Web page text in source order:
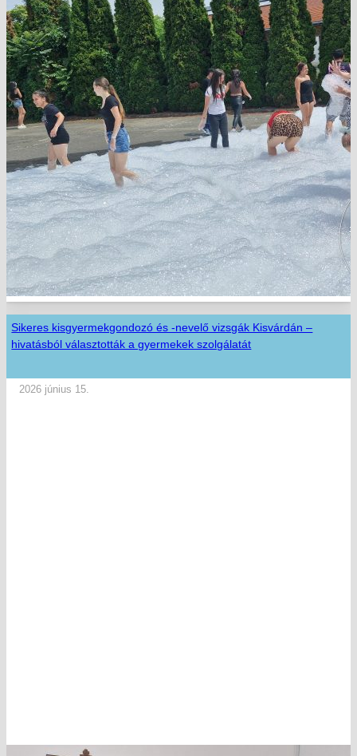
Sikeres kisgyermekgondozó és -nevelő vizsgák Kisvárdán –
hivatásból választották a gyermekek szolgálatát
2026 június 15.